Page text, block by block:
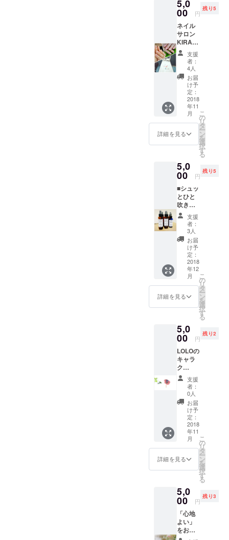
すので
あわせ
て日程
等調整
させて
いただ
きま
す。 ※
オンラ
イン診
断30分
(有効期
限２０
１９年1
月末)。
3.5セン
チ
ン 長さ
25セン
チ）
【作家
プロ
フィー
ル】美
容業30
年。 眉
に特化
したメ
イク
ンや化
粧品の
ルフケ
アの
ンも行
う。 昨
年スピ
リチュ
アルが
開花。
カラー
セラピ
ストの
資格も
活かし
て オラ
カード
の融合
を開
始。診
断後に
オルゴ
ナイト
を制
作。作
家活動
もして
いま
す。
く、疲
れにく
い痛み
のない
カラダ
を作る
お手伝
いをし
ていま
す☆ ■
どこに
ある
の？■
大阪府
豊中市
寺内２
−２−２
０３号
（かま
んの３
軒隣）
御堂筋
線直通
で北大
阪急
行 緑
地公園
駅から
歩いて
２分 ■
どんな
お店？■
「緑
地 く
検索か
http://k
i-1.com/
こちら
よりご
確認く
ださ
い。 ブ
ログに
て日々
の行動
などを
書き
綴って
す♪
5,0
00 円
残り5
ネイル
サロン
KIRAR
A「爪の
ケアは
心のケ
ア」 年
内使用
可！！
下記の
①②③
を選べ
ます。
いつも
顔晴る
奥様や
のクリ
スマス
プレゼ
ントに
いかが
です
か？ も
ちろ
ん、自
分自身
へのご
褒美に
も。 顔
晴るあ
なたを
応援し
たい
Aです。
ルネイ
ル(デザ
イン2本
付き、
他店オ
フOK)
一番ネ
イルし
たい年
内有
効！
（デザ
イン追
加は1本
￥300
～） ＊
自爪に
す ＊長
さ出し
おりま
せん ＊
亀裂修
支援
者：
4人
お届
け予
定：
2018
年11
月
詳細を見る
こ
の
リ
タ
ー
ン
を
選
択
す
る
5,0
00 円
残り5
■シュッ
とひと
吹きで
上質な
空間■
天然の
フレッ
シュな
香りを
そのま
ま閉じ
込めた
エアミ
ストで
す。お
部屋や
中、ま
たは布
などに
スプ
レーし
てナ
チュラ
ルな香
りをお
楽しみ
くださ
い。
ちょっ
ぴり甘
［204］
と、男
［609］
各1本ず
つの
セット
です。
※茶色の
容器に
支援
者：
3人
お届
け予
定：
2018
年12
月
詳細を見る
こ
の
リ
タ
ー
ン
を
選
択
す
る
5,0
00 円
残り2
LOLOの
キャラ
ク
ター、
脳の
「のう
子」
が、あ
なたの
お悩み
を解決
に導き
ます。
あ
なたは
ただ、
からの
質問に
答える
だけ。
時
には禅
支援
者：
0人
お届
け予
定：
2018
年11
月
詳細を見る
こ
の
リ
タ
ー
ン
を
選
択
す
る
5,0
00 円
残り3
「心地
よい」
をお届
けする